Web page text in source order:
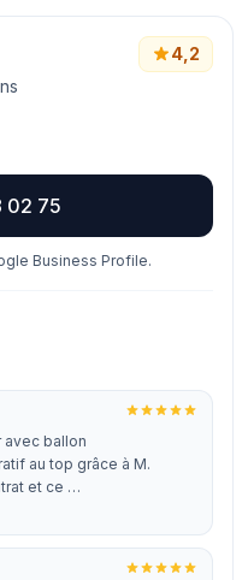
4,2
02 75
Business Profile.
avec ballon
au top grâce à M.
et ce …